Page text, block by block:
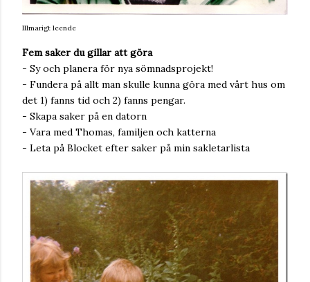
Illmarigt leende
Fem saker du gillar att göra
- Sy och planera för nya sömnadsprojekt!
- Fundera på allt man skulle kunna göra med vårt hus om
det 1) fanns tid och 2) fanns pengar.
- Skapa saker på en datorn
- Vara med Thomas, familjen och katterna
- Leta på Blocket efter saker på min sakletarlista